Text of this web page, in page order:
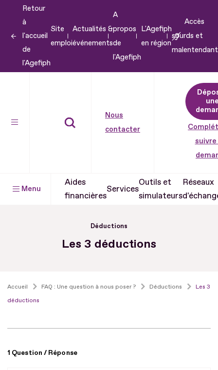
contenu
Retour
à
l'accueil
de
l'Agefiph
Site
emploi
Actualités &
événements
A
propos
de
l'Agefiph
L'Agefiph
en région
Accès
sourds et
Nous
contacter
suivre
Menu
Aides
financières
Services
Outils et
simulateurs
Réseaux
Déductions
Les 3 déductions
Accueil FAQ : Une question à nous poser ? Déductions
Les 3
déductions
1 Question / Réponse